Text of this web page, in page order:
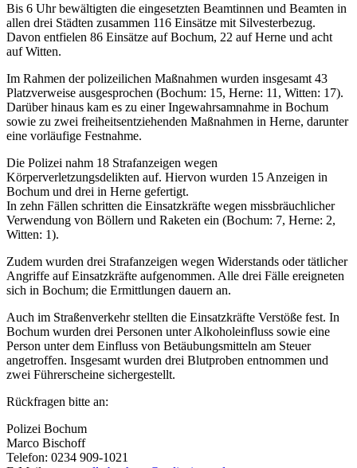
Bis 6 Uhr bewältigten die eingesetzten Beamtinnen und Beamten in
allen drei Städten zusammen 116 Einsätze mit Silvesterbezug.
Davon entfielen 86 Einsätze auf Bochum, 22 auf Herne und acht
auf Witten.
Im Rahmen der polizeilichen Maßnahmen wurden insgesamt 43
Platzverweise ausgesprochen (Bochum: 15, Herne: 11, Witten: 17).
Darüber hinaus kam es zu einer Ingewahrsamnahme in Bochum
sowie zu zwei freiheitsentziehenden Maßnahmen in Herne, darunter
eine vorläufige Festnahme.
Die Polizei nahm 18 Strafanzeigen wegen
Körperverletzungsdelikten auf. Hiervon wurden 15 Anzeigen in
Bochum und drei in Herne gefertigt.
In zehn Fällen schritten die Einsatzkräfte wegen missbräuchlicher
Verwendung von Böllern und Raketen ein (Bochum: 7, Herne: 2,
Witten: 1).
Zudem wurden drei Strafanzeigen wegen Widerstands oder tätlicher
Angriffe auf Einsatzkräfte aufgenommen. Alle drei Fälle ereigneten
sich in Bochum; die Ermittlungen dauern an.
Auch im Straßenverkehr stellten die Einsatzkräfte Verstöße fest. In
Bochum wurden drei Personen unter Alkoholeinfluss sowie eine
Person unter dem Einfluss von Betäubungsmitteln am Steuer
angetroffen. Insgesamt wurden drei Blutproben entnommen und
zwei Führerscheine sichergestellt.
Rückfragen bitte an:
Polizei Bochum
Marco Bischoff
Telefon: 0234 909-1021